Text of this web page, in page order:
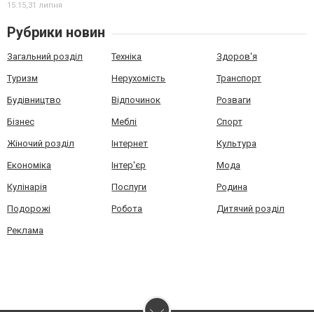
15:15,31 липня
Рубрики новин
Загальний розділ Техніка Здоров'я
Туризм Нерухомість Транспорт
Будівництво Відпочинок Розваги
Бізнес Меблі Спорт
Жіночий розділ Інтернет Культура
Економіка Інтер'єр Мода
Кулінарія Послуги Родина
Подорожі Робота Дитячий розділ
Реклама